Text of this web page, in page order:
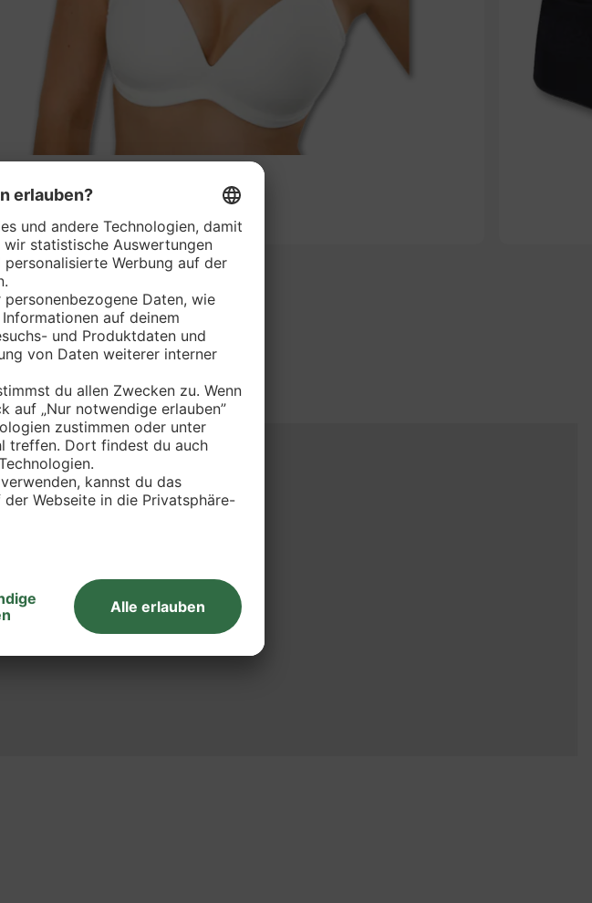
SAVARIE BH*
je Stück